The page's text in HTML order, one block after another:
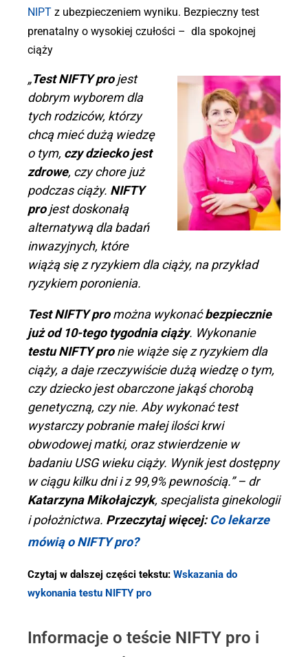
NIPT z ubezpieczeniem wyniku. Bezpieczny test
prenatalny o wysokiej czułości – dla spokojnej
ciąży
„Test NIFTY projest
dobrym wyborem dla
tych rodziców, którzy
chcą mieć dużą wiedzę
o tym, czy dziecko jest
zdrowe, czy chore już
podczas ciąży. NIFTY
projest doskonałą
alternatywą dla badań
inwazyjnych, które
wiążą się z ryzykiem dla ciąży, na przykład
ryzykiem poronienia.
Test NIFTY promożna wykonaćbezpiecznie
już od 10-tego tygodnia ciąży. Wykonanie
testu NIFTY pronie wiąże się z ryzykiem dla
ciąży, a daje rzeczywiście dużą wiedzę o tym,
czy dziecko jest obarczone jakąś chorobą
genetyczną, czy nie. Aby wykonać test
wystarczy pobranie małej ilości krwi
obwodowej matki, oraz stwierdzenie w
badaniu USG wieku ciąży. Wynik jest dostępny
w ciągu kilku dni i z 99,9% pewnością.” – dr
Katarzyna Mikołajczyk, specjalista ginekologii
i położnictwa. Przeczytaj więcej: Co lekarze
mówią o NIFTY pro?
Czytaj w dalszej części tekstu: Wskazania do
wykonania testu NIFTY pro
Informacje o teście NIFTY pro i